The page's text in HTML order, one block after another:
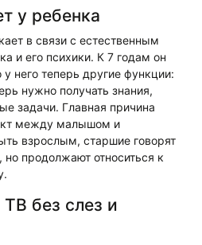
у ребенка
в связи с естественным
и его психики. К 7 годам он
у него теперь другие функции:
нужно получать знания,
задачи. Главная причина
между малышом и
взрослым, старшие говорят
продолжают относиться к
без слез и